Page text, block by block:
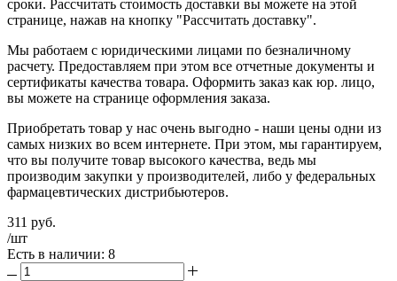
сроки. Рассчитать стоимость доставки вы можете на этой
странице, нажав на кнопку "Рассчитать доставку".
Мы работаем с юридическими лицами по безналичному
расчету. Предоставляем при этом все отчетные документы и
сертификаты качества товара. Оформить заказ как юр. лицо,
вы можете на странице оформления заказа.
Приобретать товар у нас очень выгодно - наши цены одни из
самых низких во всем интернете. При этом, мы гарантируем,
что вы получите товар высокого качества, ведь мы
производим закупки у производителей, либо у федеральных
фармацевтических дистрибьютеров.
311 руб.
/шт
Есть в наличии: 8